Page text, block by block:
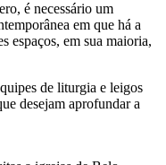
é necessário um
em que há a
espaços, em sua maioria,
de liturgia e leigos
desejam aprofundar a